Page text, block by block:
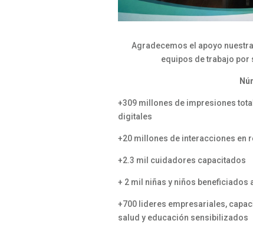
Agradecemos el apoyo
equipos de trabajo por
+309 millones de impresiones
digitales
+20 millones de interacciones en
+2.3 mil cuidadores capacitados
+ 2 mil niñas y niños beneficiados
+700 lideres empresariales,
salud y educación sensibilizados